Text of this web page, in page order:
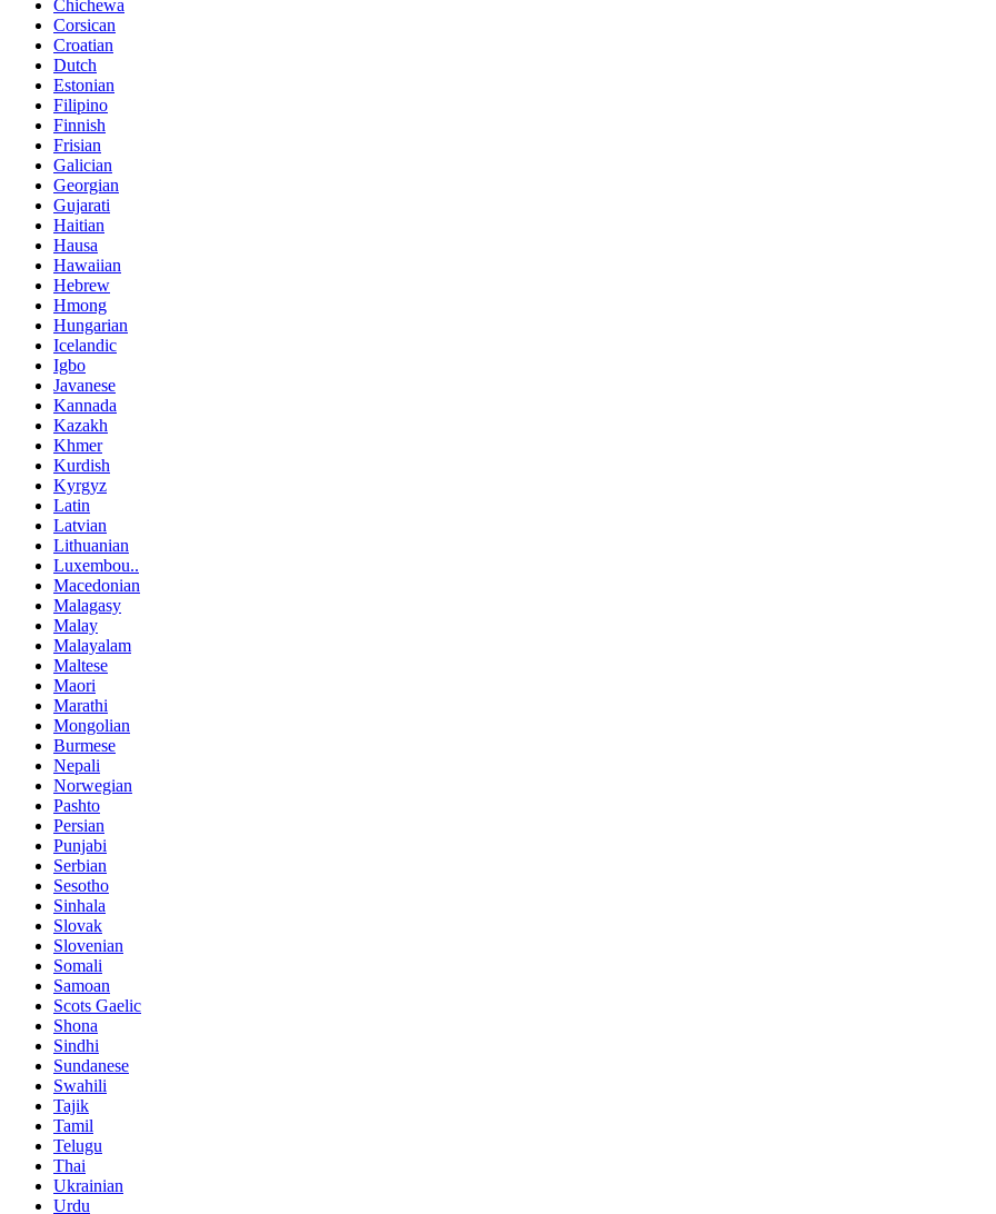
Chichewa
Corsican
Croatian
Dutch
Estonian
Filipino
Finnish
Frisian
Galician
Georgian
Gujarati
Haitian
Hausa
Hawaiian
Hebrew
Hmong
Hungarian
Icelandic
Igbo
Javanese
Kannada
Kazakh
Khmer
Kurdish
Kyrgyz
Latin
Latvian
Lithuanian
Luxembou..
Macedonian
Malagasy
Malay
Malayalam
Maltese
Maori
Marathi
Mongolian
Burmese
Nepali
Norwegian
Pashto
Persian
Punjabi
Serbian
Sesotho
Sinhala
Slovak
Slovenian
Somali
Samoan
Scots Gaelic
Shona
Sindhi
Sundanese
Swahili
Tajik
Tamil
Telugu
Thai
Ukrainian
Urdu